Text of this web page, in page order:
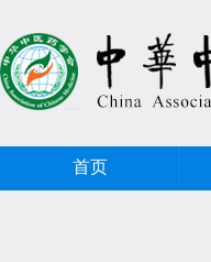
首页